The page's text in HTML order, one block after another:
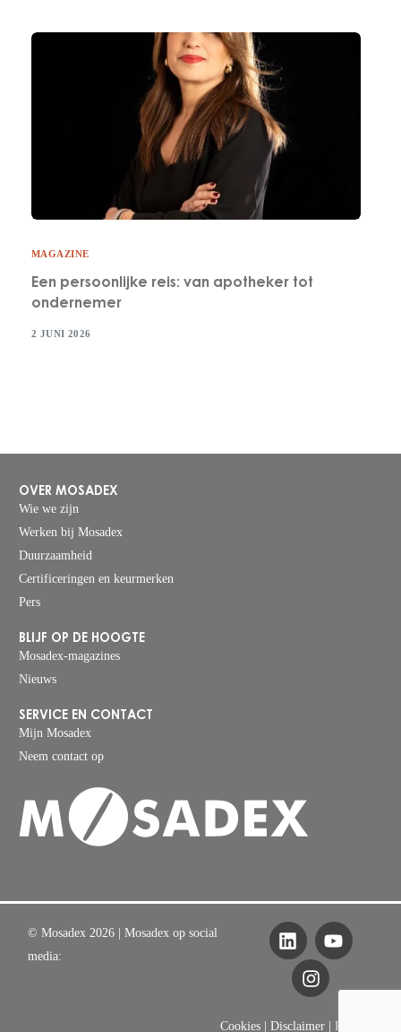
MAGAZINE
Een persoonlijke reis: van apotheker tot
ondernemer
2 JUNI 2026
OVER MOSADEX
Wie we zijn
Werken bij Mosadex
Duurzaamheid
Certificeringen en keurmerken
Pers
BLIJF OP DE HOOGTE
Mosadex-magazines
Nieuws
SERVICE EN CONTACT
Mijn Mosadex
Neem contact op
© Mosadex 2026| Mosadex op social
media:
Cookies |Disclaimer |Privacy